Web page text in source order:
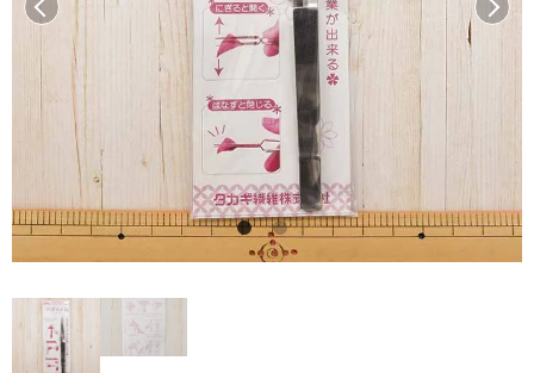
前へ 次へ